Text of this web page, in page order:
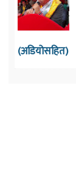
(अडियोसहित)